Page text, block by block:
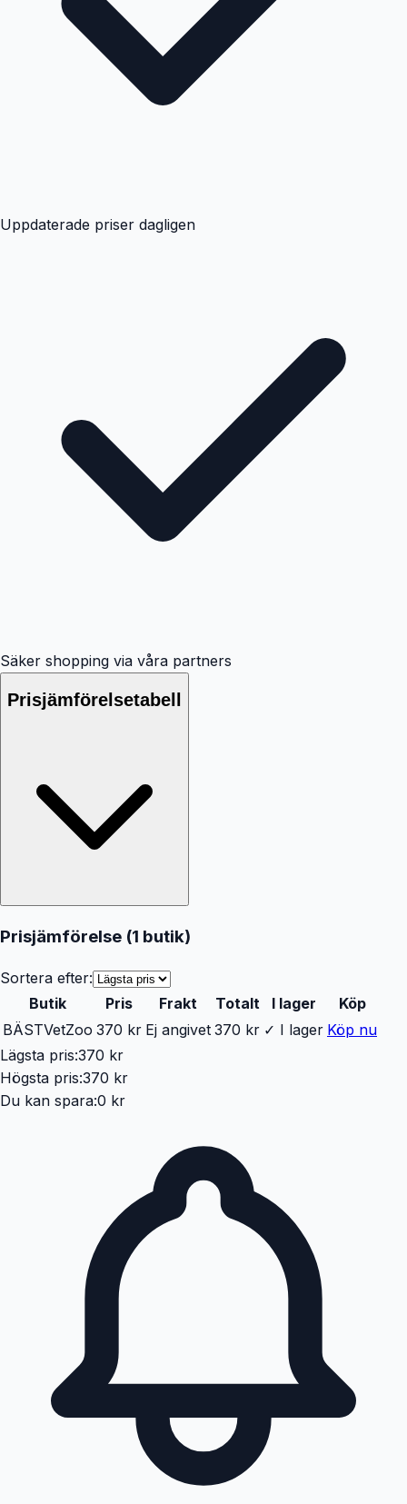
Uppdaterade priser dagligen
Säker shopping via våra partners
Prisjämförelsetabell
Prisjämförelse (1 butik)
Sortera efter:
Butik
Pris Frakt Totalt I lager
Köp
BÄSTVetZoo 370 kr Ej angivet 370 kr ✓ I lager Köp nu
Lägsta pris:370 kr
Högsta pris:370 kr
Du kan spara:0 kr